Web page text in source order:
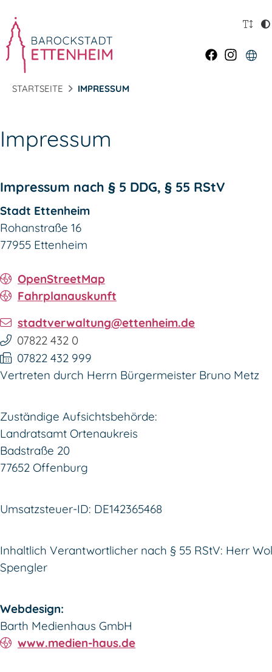
STARTSEITE IMPRESSUM
Impressum
Impressum nach § 5 DDG, § 55 RStV
Stadt Ettenheim
Rohanstraße 16
77955 Ettenheim
OpenStreetMap
Fahrplanauskunft
stadtverwaltung@ettenheim.de
07822 432 0
07822 432 999
Vertreten durch Herrn Bürgermeister Bruno Metz
Zuständige Aufsichtsbehörde:
Landratsamt Ortenaukreis
Badstraße 20
77652 Offenburg
Umsatzsteuer-ID: DE142365468
Inhaltlich Verantwortlicher nach § 55 RStV: Herr
Spengler
Webdesign:
Barth Medienhaus GmbH
www.medien-haus.de